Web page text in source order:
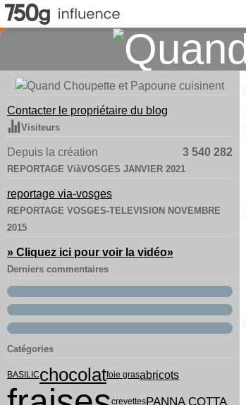
Contacter le propriétaire du blog
Visiteurs
Depuis la création 3 540 282
REPORTAGE ViàVOSGES JANVIER 2021
reportage via-vosges
REPORTAGE VOSGES-TELEVISION NOVEMBRE
2015
» Cliquez ici pour voir la vidéo»
Derniers commentaires
Catégories
BASILICchocolatfoie grasabricots
crevettesPANNA COTTA